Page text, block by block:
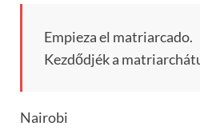
Empieza el matriarcado.
Kezdődjék a
Nairobi